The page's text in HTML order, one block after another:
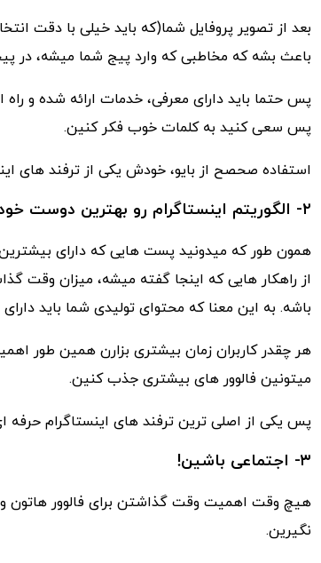
بعد از تصویر پروفایل شما(که باید خیلی با دقت
باعث بشه که مخاطبی که وارد پیج شما میشه، در
پس حتما باید دارای معرفی، خدمات ارائه شده و راه
پس سعی کنید به کلمات خوب فکر کنین.
استفاده صحصح از بایو، خودش یکی از ترفند های
۲- الگوریتم اینستاگرام رو بهترین دوست خودت کن!
از راهکار هایی که اینجا گفته میشه، میزان وقت
باشه. به این معنا که محتوای تولیدی شما باید دارای
هر چقدر کاربران زمان بیشتری بزارن همین طور
میتونین فالوور های بیشتری جذب کنین.
پس یکی از اصلی ترین ترفند های اینستاگرام
۳- اجتماعی باشین!
هیچ وقت اهمیت وقت گذاشتن برای فالوور هاتون
نگیرین.